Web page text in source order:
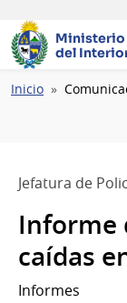
Ministerio
del
Ruta
Inicio
Jefatura de
Informe
caídas
Informes